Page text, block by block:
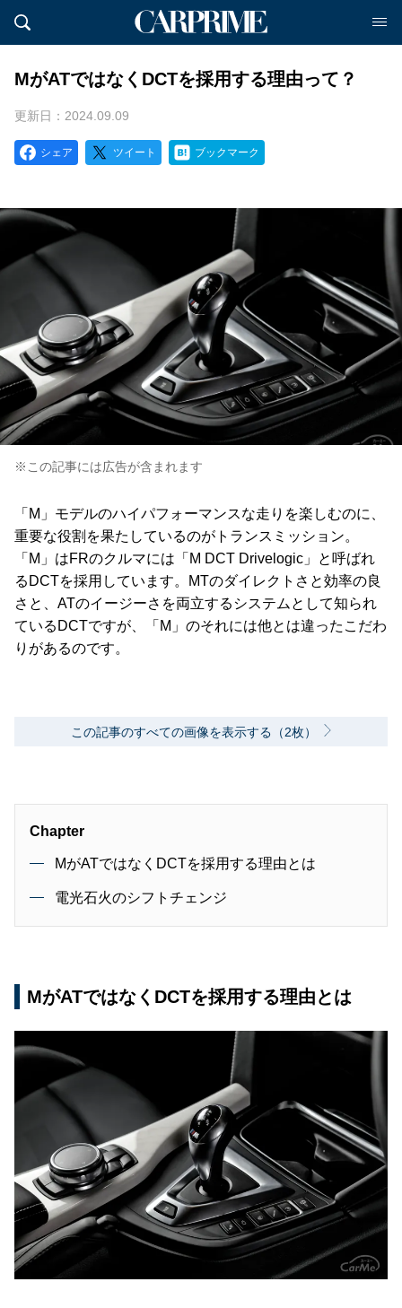
MがATではなくDCTを採用する理由って？
更新日：2024.09.09
シェア ツイート ブックマーク
※この記事には広告が含まれます
「M」モデルのハイパフォーマンスな走りを楽しむのに、
重要な役割を果たしているのがトランスミッション。
「M」はFRのクルマには「M DCT Drivelogic」と呼ばれ
るDCTを採用しています。MTのダイレクトさと効率の良
さと、ATのイージーさを両立するシステムとして知られ
ているDCTですが、「M」のそれには他とは違ったこだわ
りがあるのです。
この記事のすべての画像を表示する（2枚）
Chapter
MがATではなくDCTを採用する理由とは
電光石火のシフトチェンジ
MがATではなくDCTを採用する理由とは